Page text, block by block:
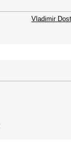
Vladimir